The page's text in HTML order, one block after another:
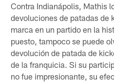
Contra Indianápolis, Mathis
devoluciones de patadas de
marca en un partido en la
puesto, tampoco se puede
devolución de patada de
de la franquicia. Si su
no fue impresionante, su